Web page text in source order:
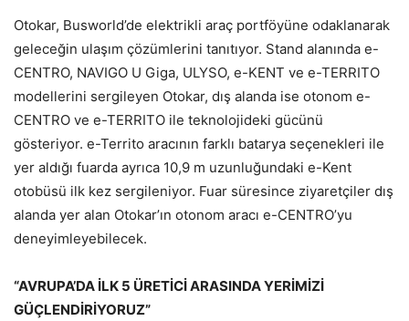
Otokar, Busworld’de elektrikli araç portföyüne odaklanarak
geleceğin ulaşım çözümlerini tanıtıyor. Stand alanında e-
CENTRO, NAVIGO U Giga, ULYSO, e-KENT ve e-TERRITO
modellerini sergileyen Otokar, dış alanda ise otonom e-
CENTRO ve e-TERRITO ile teknolojideki gücünü
gösteriyor. e-Territo aracının farklı batarya seçenekleri ile
yer aldığı fuarda ayrıca 10,9 m uzunluğundaki e-Kent
otobüsü ilk kez sergileniyor. Fuar süresince ziyaretçiler dış
alanda yer alan Otokar’ın otonom aracı e-CENTRO’yu
deneyimleyebilecek.
“AVRUPA’DA İLK 5 ÜRETİCİ ARASINDA YERİMİZİ
GÜÇLENDİRİYORUZ”